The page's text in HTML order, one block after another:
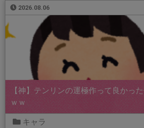
2026.08.06
【神】テンリンの運極作って良かっ
ｗｗ
キャラ